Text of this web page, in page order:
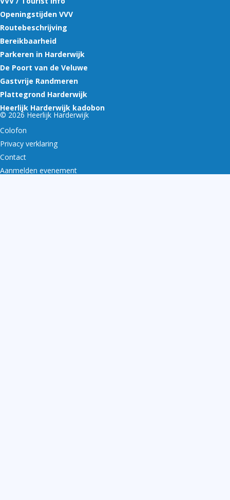
Openingstijden VVV
Routebeschrijving
Bereikbaarheid
Parkeren in Harderwijk
De Poort van de Veluwe
Gastvrije Randmeren
Plattegrond Harderwijk
Heerlijk Harderwijk kadobon
© 2026 Heerlijk Harderwijk
Colofon
Privacy verklaring
Contact
Aanmelden evenement